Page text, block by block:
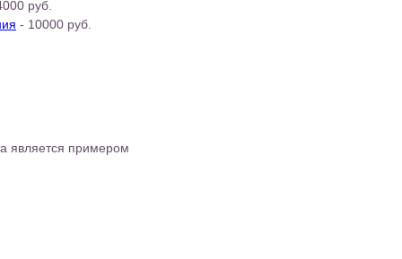
руб.
- 10000 руб.
является примером